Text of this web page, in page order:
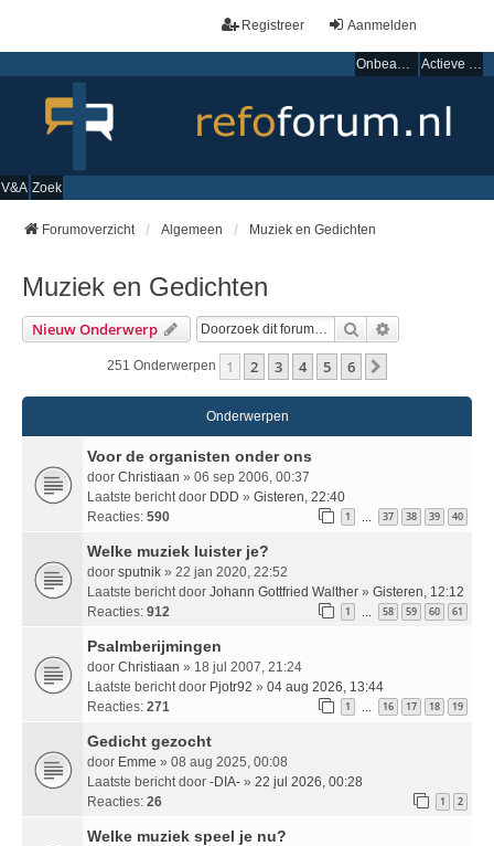
Aanmelden
Registreer
Onbeantwoorde onderwerpen Actieve onderwerpen
V&A Zoek
Forumoverzicht Algemeen Muziek en Gedichten
Muziek en Gedichten
Nieuw Onderwerp Zoek
251 Onderwerpen 1 2 3 4 5 6
Onderwerpen
Voor de organisten onder ons
door Christiaan » 06 sep 2006, 00:37
Laatste bericht door DDD » Gisteren, 22:40
Reacties: 590 1 … 37 38 39 40
Welke muziek luister je?
door sputnik » 22 jan 2020, 22:52
Laatste bericht door Johann Gottfried Walther » Gisteren, 12:12
Reacties: 912 1 … 58 59 60 61
Psalmberijmingen
door Christiaan » 18 jul 2007, 21:24
Laatste bericht door Pjotr92 » 04 aug 2026, 13:44
Reacties: 271 1 … 16 17 18 19
Gedicht gezocht
door Emme » 08 aug 2025, 00:08
Laatste bericht door -DIA- » 22 jul 2026, 00:28
Reacties: 26 1 2
Welke muziek speel je nu?